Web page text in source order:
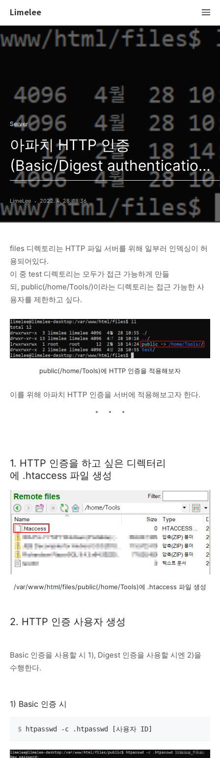
Limelee
Server
아파치 HTTP 인증
(Basic/Digest authentication)
적용
LimeLee 2022. 4. 28. 18:36
files 디렉토리는 HTTP 파일 서버를 위해 일부러 인덱싱이 허
용되어있다.
이 중 test 디렉토리는 모두가 접근 가능하게 만들
되, public(/home/Tools/)이라는 디렉토리는 접근 가능한 사
용자를 제한하고 싶다.
public(/home/Tools)에 HTTP 인증을 적용해보자
이를 위해 아파치 HTTP 인증을 서버에 적용해보고자 한다.
1. HTTP 인증을 하고 싶은 디렉터리
에 .htaccess 파일 생성
/var/www/html/files/public(/home/Tools)에 .htaccess 파일 생성
2. HTTP 인증 사용자 생성
Basic 인증을 사용할 시 1), Digest 인증을 사용할 시엔 2)을
수행한다.
1) Basic 인증 시
$ htpasswd -c .htpasswd [사용자 ID]